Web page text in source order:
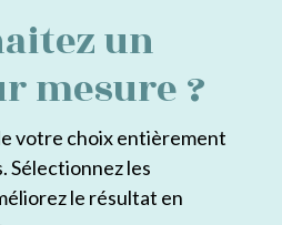
un
mesure ?
votre choix entièrement
Sélectionnez les
le résultat en